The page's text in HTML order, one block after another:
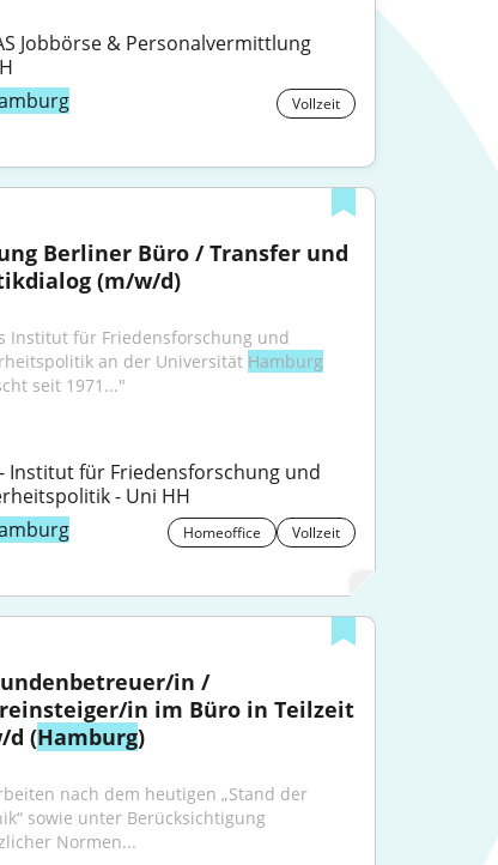
Jobbörse & Personalvermittlung
Vollzeit
Berliner Büro / Transfer und
(m/w/d)
Institut für Friedensforschung und
an der Universität Hamburg
seit 1971..."
- Institut für Friedensforschung und
- Uni HH
Homeoffice Vollzeit
in /
in im Büro in Teilzeit
d (Hamburg)
nach dem heutigen „Stand der
sowie unter Berücksichtigung
Normen...